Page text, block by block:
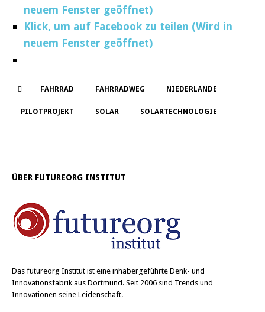
neuem Fenster geöffnet)
Klick, um auf Facebook zu teilen (Wird in
neuem Fenster geöffnet)
FAHRRAD FAHRRADWEG NIEDERLANDE
PILOTPROJEKT SOLAR SOLARTECHNOLOGIE
ÜBER FUTUREORG INSTITUT
Das futureorg Institut ist eine inhabergeführte Denk- und
Innovationsfabrik aus Dortmund. Seit 2006 sind Trends und
Innovationen seine Leidenschaft.